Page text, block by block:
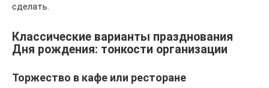
сделать.
Классические варианты празднования
Дня рождения: тонкости организации
Торжество в кафе или ресторане